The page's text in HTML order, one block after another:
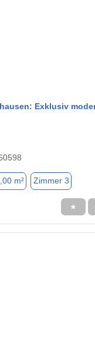
Exklusiv
m² Zimmer 3
★